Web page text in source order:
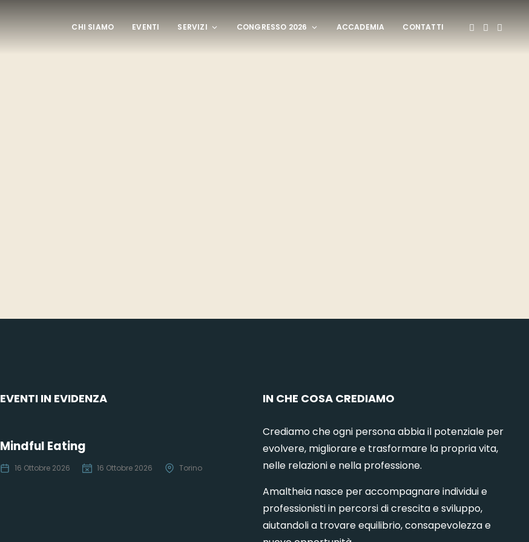
CHI SIAMO EVENTI SERVIZI CONGRESSO 2026 ACCADEMIA CONTATTI
EVENTI IN EVIDENZA
Mindful Eating
16 Ottobre 2026 16 Ottobre 2026 Torino
IN CHE COSA CREDIAMO
Crediamo che ogni persona abbia il potenziale per
evolvere, migliorare e trasformare la propria vita,
nelle relazioni e nella professione.
Amaltheia nasce per accompagnare individui e
professionisti in percorsi di crescita e sviluppo,
aiutandoli a trovare equilibrio, consapevolezza e